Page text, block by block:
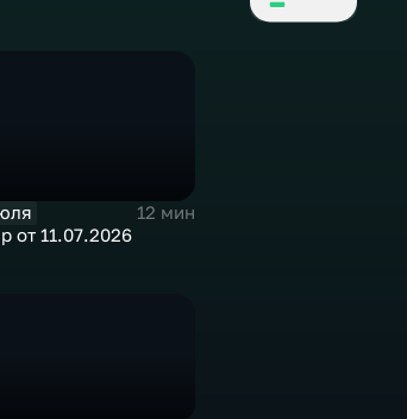
12 мин
от 11.07.2026